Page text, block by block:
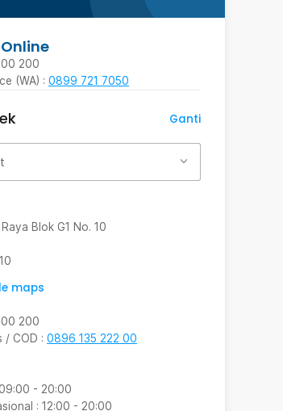
200
(WA) : 0899 721 7050
Ganti
Blok G1 No. 10
maps
200
/ COD : 0896 135 222 00
09:00 - 20:00
: 12:00 - 20:00